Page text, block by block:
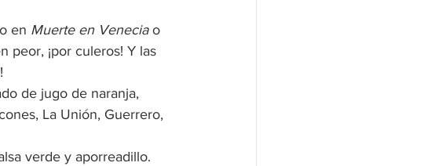
en Muerte en Venecia o
peor, ¡por culeros! Y las
de jugo de naranja,
La Unión, Guerrero,
verde y aporreadillo.